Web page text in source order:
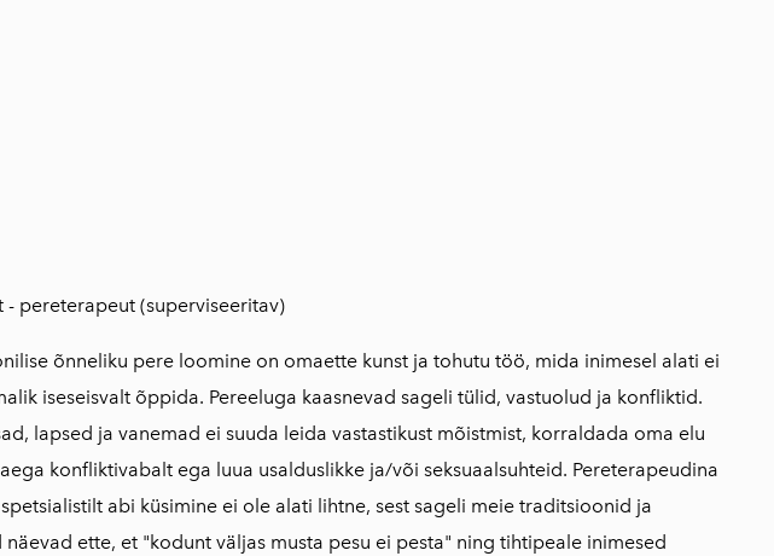
- pereterapeut (superviseeritav)
õnneliku pere loomine on omaette kunst ja tohutu töö, mida inimesel alati ei
iseseisvalt õppida. Pereeluga kaasnevad sageli tülid, vastuolud ja konfliktid.
lapsed ja vanemad ei suuda leida vastastikust mõistmist, korraldada oma elu
konfliktivabalt ega luua usalduslikke ja/või seksuaalsuhteid. Pereterapeudina
abi küsimine ei ole alati lihtne, sest sageli meie traditsioonid ja
näevad ette, et "kodunt väljas musta pesu ei pesta" ning tihtipeale inimesed